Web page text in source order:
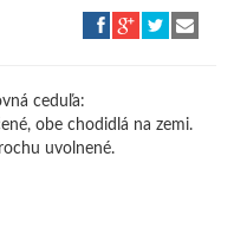
ceduľa:
obe chodidlá na zemi.
uvolnené.